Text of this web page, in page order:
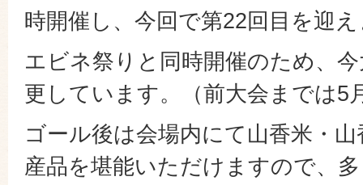
時開催し、今回で第22回目を迎
エビネ祭りと同時開催のため、
更しています。（前大会までは5
ゴール後は会場内にて山香米・
産品を堪能いただけますので、